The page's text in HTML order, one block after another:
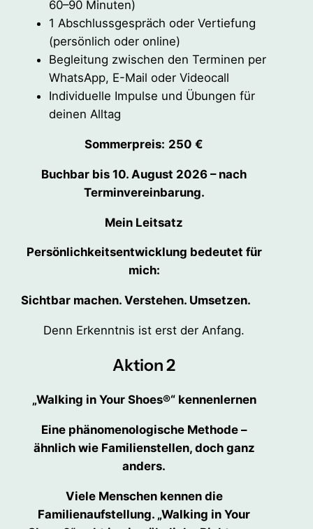
60–90 Minuten)
1 Abschlussgespräch oder Vertiefung
(persönlich oder online)
Begleitung zwischen den Terminen per
WhatsApp, E-Mail oder Videocall
Individuelle Impulse und Übungen für
deinen Alltag
Sommerpreis: 250 €
Buchbar bis 10. August 2026 – nach
Terminvereinbarung.
Mein Leitsatz
Persönlichkeitsentwicklung bedeutet für
mich:
Sichtbar machen. Verstehen. Umsetzen.
Denn Erkenntnis ist erst der Anfang.
Aktion 2
„Walking in Your Shoes®“ kennenlernen
Eine phänomenologische Methode –
ähnlich wie Familienstellen, doch ganz
anders.
Viele Menschen kennen die
Familienaufstellung. „Walking in Your